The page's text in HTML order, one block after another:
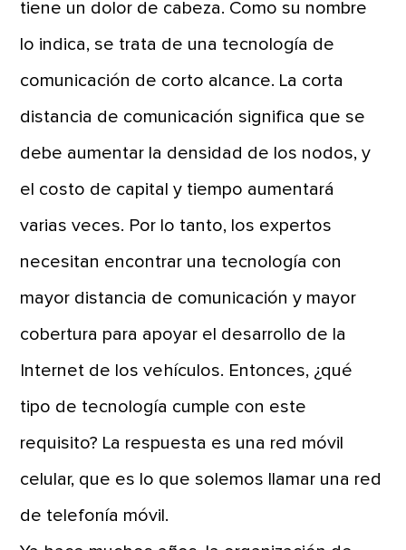
tiene un dolor de cabeza. Como su nombre
lo indica, se trata de una tecnología de
comunicación de corto alcance. La corta
distancia de comunicación significa que se
debe aumentar la densidad de los nodos, y
el costo de capital y tiempo aumentará
varias veces. Por lo tanto, los expertos
necesitan encontrar una tecnología con
mayor distancia de comunicación y mayor
cobertura para apoyar el desarrollo de la
Internet de los vehículos. Entonces, ¿qué
tipo de tecnología cumple con este
requisito? La respuesta es una red móvil
celular, que es lo que solemos llamar una red
de telefonía móvil.